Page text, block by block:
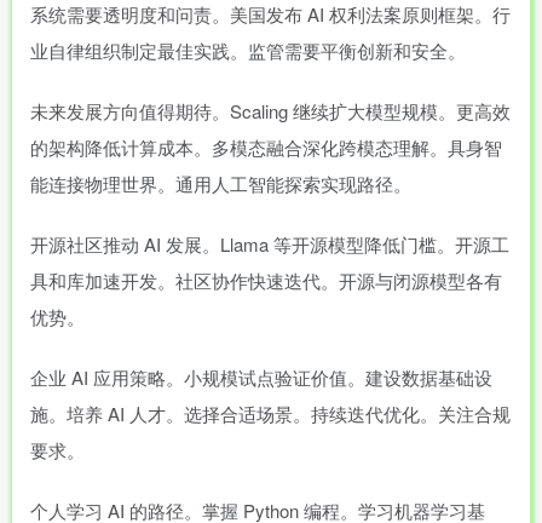
系统需要透明度和问责。美国发布 AI 权利法案原则框架。行
业自律组织制定最佳实践。监管需要平衡创新和安全。
未来发展方向值得期待。Scaling 继续扩大模型规模。更高效
的架构降低计算成本。多模态融合深化跨模态理解。具身智
能连接物理世界。通用人工智能探索实现路径。
开源社区推动 AI 发展。Llama 等开源模型降低门槛。开源工
具和库加速开发。社区协作快速迭代。开源与闭源模型各有
优势。
企业 AI 应用策略。小规模试点验证价值。建设数据基础设
施。培养 AI 人才。选择合适场景。持续迭代优化。关注合规
要求。
个人学习 AI 的路径。掌握 Python 编程。学习机器学习基